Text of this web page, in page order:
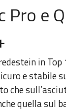
Pro e
in Top
e stabile
che
quella sul